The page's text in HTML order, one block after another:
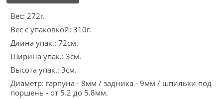
Вес: 272г.
Вес с упаковкой: 310г.
Длина упак.: 72см.
Ширина упак.: 3см.
Высота упак.: 3см.
Диаметр: гарпуна - 8мм / задника - 9мм / шпильки под
поршень - от 5.2 до 5.8мм.